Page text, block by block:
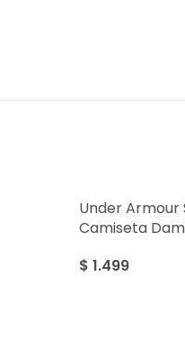
Under
Camiseta
$ 1.499